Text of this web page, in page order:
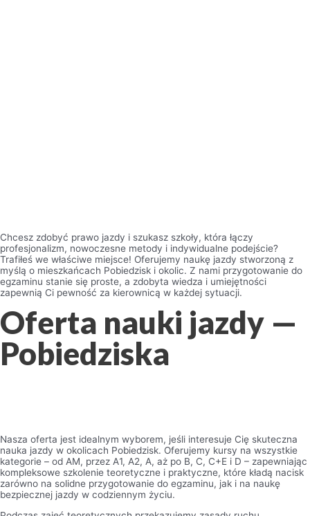
Chcesz zdobyć prawo jazdy i szukasz szkoły, która łączy
profesjonalizm, nowoczesne metody i indywidualne podejście?
Trafiłeś we właściwe miejsce! Oferujemy naukę jazdy stworzoną z
myślą o mieszkańcach Pobiedzisk i okolic. Z nami przygotowanie do
egzaminu stanie się proste, a zdobyta wiedza i umiejętności
zapewnią Ci pewność za kierownicą w każdej sytuacji.
Oferta nauki jazdy —
Pobiedziska
Nasza oferta jest idealnym wyborem, jeśli interesuje Cię skuteczna
nauka jazdy w okolicach Pobiedzisk. Oferujemy kursy na wszystkie
kategorie – od AM, przez A1, A2, A, aż po B, C, C+E i D – zapewniając
kompleksowe szkolenie teoretyczne i praktyczne, które kładą nacisk
zarówno na solidne przygotowanie do egzaminu, jak i na naukę
bezpiecznej jazdy w codziennym życiu.